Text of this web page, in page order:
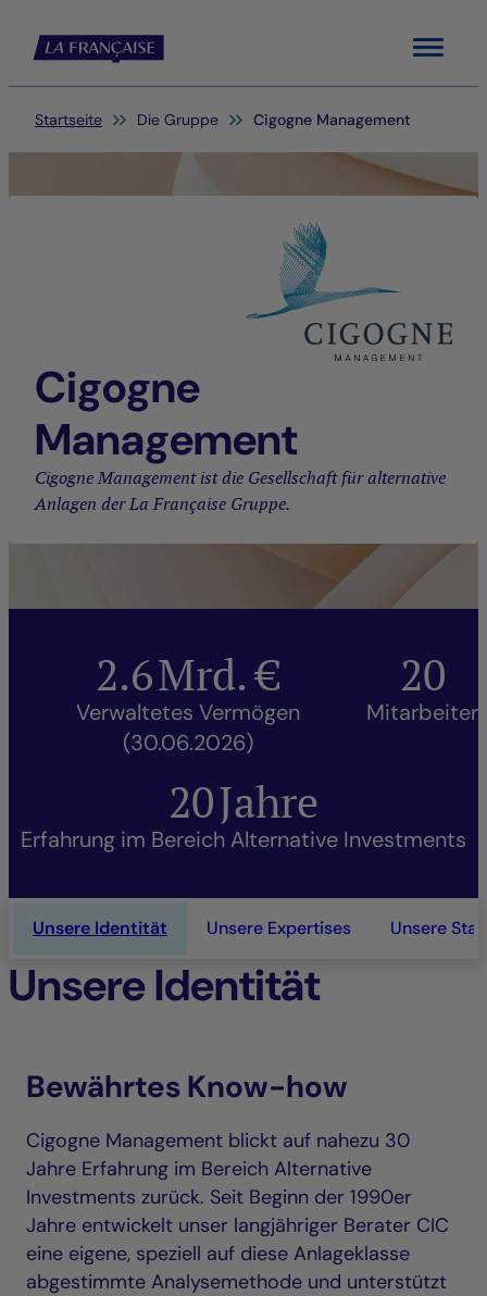
Menu
Sie befinden sich hier:
Startseite Die Gruppe Cigogne Management
Cigogne
Management
Cigogne Management ist die Gesellschaft für alternative
Anlagen der La Française Gruppe.
2.6Mrd. €
Verwaltetes Vermögen
(30.06.2026)
20
Mitarbeiter
20Jahre
Erfahrung im Bereich Alternative Investments
Unsere Identität Unsere Expertises Unsere
Unsere Identität
Bewährtes Know-how
Cigogne Management blickt auf nahezu 30
Jahre Erfahrung im Bereich Alternative
Investments zurück. Seit Beginn der 1990er
Jahre entwickelt unser langjähriger Berater CIC
eine eigene, speziell auf diese Anlageklasse
abgestimmte Analysemethode und unterstützt